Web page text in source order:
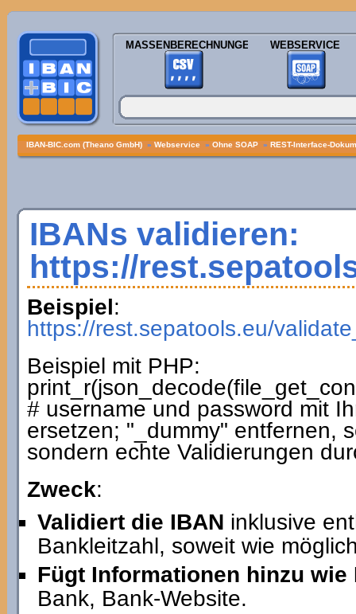
MASSENBERECHNUNGEN WEBSERVICE
IBAN-BIC.com (Theano GmbH) » Webservice » Ohne SOAP » REST-Interface-
IBANs validieren:
https://
Beispiel:
https://rest.sepatools.eu/
Beispiel mit PHP:
# username und password mit
ersetzen; "_dummy" entfernen,
sondern echte Validierungen
Zweck:
Validiert die IBAN inklusive
Bankleitzahl, soweit wie
Fügt Informationen hinzu wie
Bank, Bank-Website.